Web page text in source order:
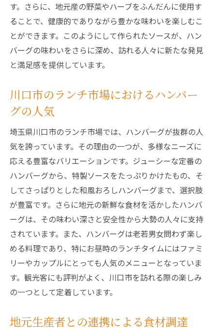
す。さらに、地元産の野菜やハーブをふんだんに使用す
ることで、健康的でありながら豊かな味わいを楽しむこ
とができます。このようにして作られたソースが、ハン
バーグの味わいをさらに深め、訪れる人々に新たな発見
と満足感を提供しています。
川口市のランチ市場におけるハンバー
グの人気
埼玉県川口市のランチ市場では、ハンバーグが抜群の人
気を誇っています。その理由の一つが、多様なニーズに
応える豊富なバリエーションです。ジューシーな定番の
ハンバーグから、特製ソースをたっぷりかけたもの、そ
してさっぱりとした和風おろしハンバーグまで、選択肢
が豊富です。さらに地元の新鮮な食材を活かしたハンバ
ーグは、その味わい深さと安全性から大勢の人々に支持
されています。また、ハンバーグは老若男女問わず楽し
める料理であり、特にお昼時のランチタイムにはファミ
リーやカップルにとっても人気のメニューとなっていま
す。観光客にも評判がよく、川口市を訪れる際の楽しみ
の一つとして定着しています。
地元生産者との連携による食材調達